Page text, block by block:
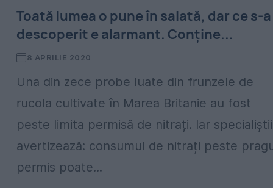
Toată lumea o pune în salată, dar ce s-a
descoperit e alarmant. Conține...
8 APRILIE 2020
Una din zece probe luate din frunzele de
rucola cultivate în Marea Britanie au fost
peste limita permisă de nitrați. Iar specialiştii
avertizează: consumul de nitrați peste
permis poate...